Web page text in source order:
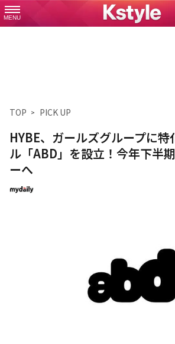
MENU
TOP PICK UP
HYBE、ガールズグループに
ル「ABD」を設立！今年下半
ーへ